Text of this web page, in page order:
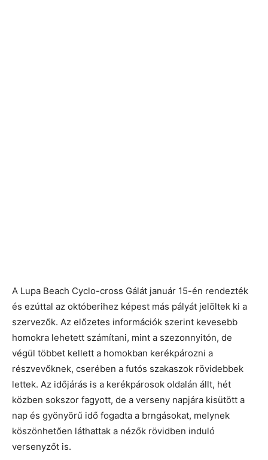
A Lupa Beach Cyclo-cross Gálát január 15-én rendezték
és ezúttal az októberihez képest más pályát jelöltek ki a
szervezők. Az előzetes információk szerint kevesebb
homokra lehetett számítani, mint a szezonnyitón, de
végül többet kellett a homokban kerékpározni a
részvevőknek, cserében a futós szakaszok rövidebbek
lettek. Az időjárás is a kerékpárosok oldalán állt, hét
közben sokszor fagyott, de a verseny napjára kisütött a
nap és gyönyörű idő fogadta a brngásokat, melynek
köszönhetően láthattak a nézők rövidben induló
versenyzőt is.